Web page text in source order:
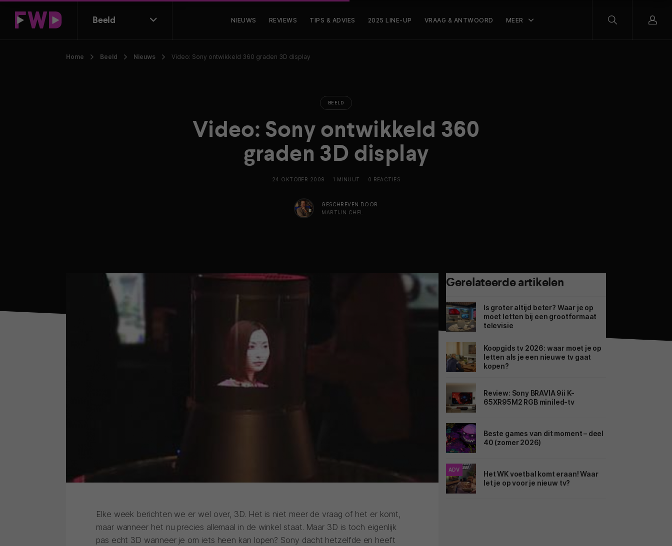
Beeld NIEUWS REVIEWS TIPS & ADVIES 2025 LINE-UP VRAAG & ANTWOORD MEER
Home Beeld Nieuws Video: Sony ontwikkeld 360 graden 3D display
BEELD
Video: Sony ontwikkeld 360
graden 3D display
24 OKTOBER 2009 1 MINUUT 0 REACTIES
GESCHREVEN DOOR
MARTIJN CHEL
Elke week berichten we er wel over, 3D. Het is niet meer de vraag of het er komt,
maar wanneer het nu precies allemaal in de winkel staat. Maar 3D is toch eigenlijk
pas echt 3D wanneer je om iets heen kan lopen? Sony dacht hetzelfde en heeft
Gerelateerde artikelen
Is groter altijd beter? Waar je op
moet letten bij een grootformaat
televisie
Koopgids tv 2026: waar moet je op
letten als je een nieuwe tv gaat
kopen?
Review: Sony BRAVIA 9ii K-
65XR95M2 RGB miniled-tv
Beste games van dit moment – deel
40 (zomer 2026)
ADV
Het WK voetbal komt eraan! Waar
let je op voor je nieuw tv?